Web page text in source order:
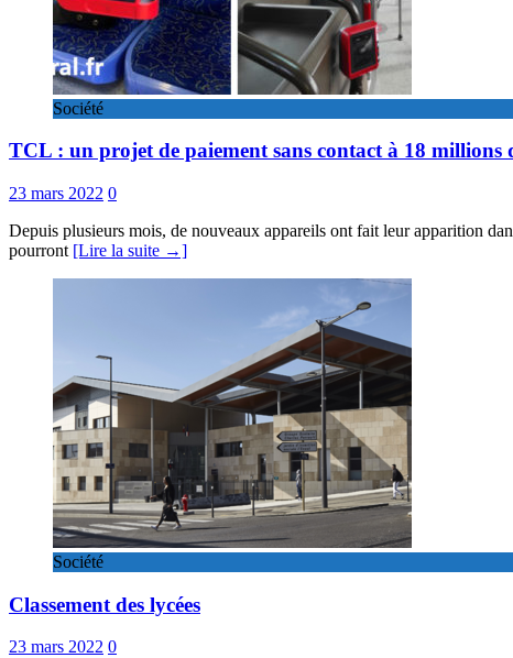
Société
TCL : un projet de paiement sans contact à 18 millions
23 mars 2022 0
Depuis plusieurs mois, de nouveaux appareils ont fait leur apparition
pourront [Lire la suite →]
Société
Classement des lycées
23 mars 2022 0